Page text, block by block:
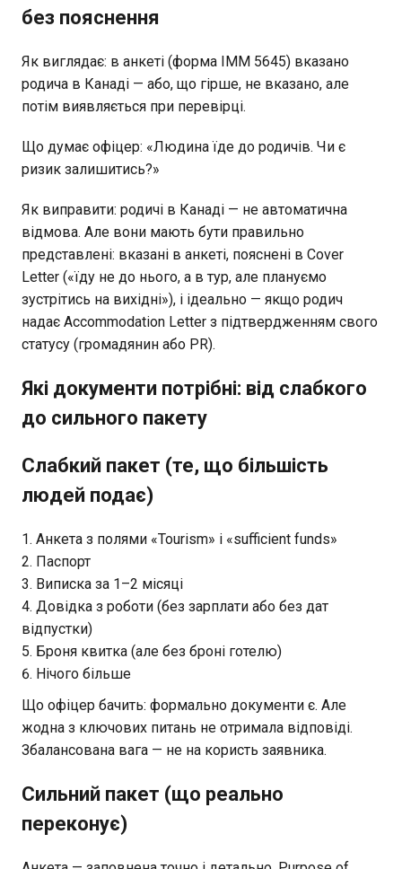
без пояснення
Як виглядає: в анкеті (форма IMM 5645) вказано
родича в Канаді — або, що гірше, не вказано, але
потім виявляється при перевірці.
Що думає офіцер: «Людина їде до родичів. Чи є
ризик залишитись?»
Як виправити: родичі в Канаді — не автоматична
відмова. Але вони мають бути правильно
представлені: вказані в анкеті, пояснені в Cover
Letter («їду не до нього, а в тур, але плануємо
зустрітись на вихідні»), і ідеально — якщо родич
надає Accommodation Letter з підтвердженням свого
статусу (громадянин або PR).
Які документи потрібні: від слабкого
до сильного пакету
Слабкий пакет (те, що більшість
людей подає)
Анкета з полями «Tourism» і «sufficient funds»
Паспорт
Виписка за 1–2 місяці
Довідка з роботи (без зарплати або без дат
відпустки)
Броня квитка (але без броні готелю)
Нічого більше
Що офіцер бачить: формально документи є. Але
жодна з ключових питань не отримала відповіді.
Збалансована вага — не на користь заявника.
Сильний пакет (що реально
переконує)